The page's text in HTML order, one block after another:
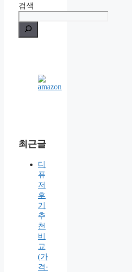
검색
최근글
디
퓨
저
후
기
추
천
비
교
(가
격·